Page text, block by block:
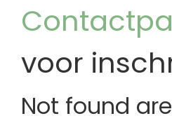
voor
Not found